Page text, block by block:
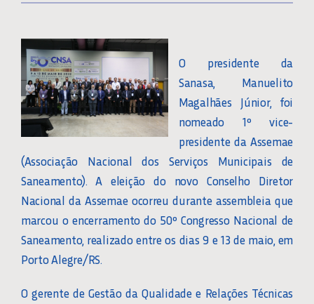
O presidente da
Sanasa, Manuelito
Magalhães Júnior, foi
nomeado 1º vice-
presidente da Assemae
(Associação Nacional dos Serviços Municipais de
Saneamento). A eleição do novo Conselho Diretor
Nacional da Assemae ocorreu durante assembleia que
marcou o encerramento do 50º Congresso Nacional de
Saneamento, realizado entre os dias 9 e 13 de maio, em
Porto Alegre/RS.
O gerente de Gestão da Qualidade e Relações Técnicas